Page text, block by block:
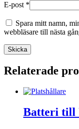
E-post *
Spara mitt namn,
webbläsare till nästa
Relaterade
Batteri till